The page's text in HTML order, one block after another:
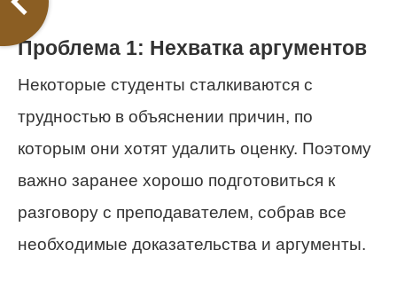
Проблема 1: Нехватка аргументов
Некоторые студенты сталкиваются с
трудностью в объяснении причин, по
которым они хотят удалить оценку. Поэтому
важно заранее хорошо подготовиться к
разговору с преподавателем, собрав все
необходимые доказательства и аргументы.